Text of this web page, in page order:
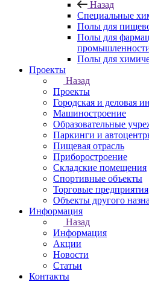
Назад
Специальные
Полы для
Полы для
Полы для
Проекты
Назад
Проекты
Городская и деловая
Машиностроение
Образовательные
Паркинги и
Пищевая отрасль
Приборостроение
Складские помещения
Спортивные объекты
Торговые предприятия
Объекты другого
Информация
Назад
Информация
Акции
Новости
Статьи
Контакты